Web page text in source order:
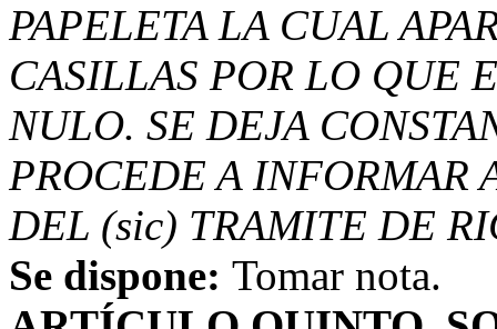
PAPELETA LA CUAL
CASILLAS POR LO QUE
NULO. SE DEJA
PROCEDE A INFORMAR
DEL (sic) TRAMITE DE
Se dispone: Tomar nota.